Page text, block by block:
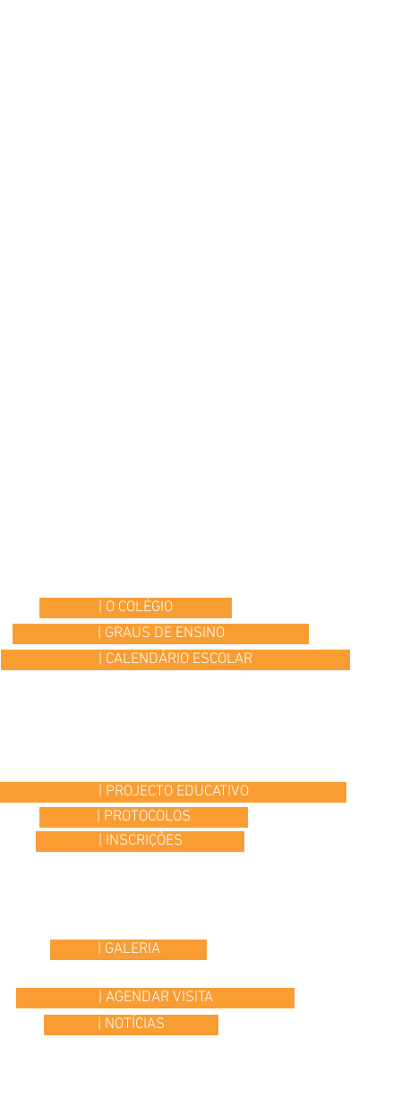
| O COLÉGIO
| GRAUS DE ENSINO
| CALENDÁRIO ESCOLAR
| PROJECTO EDUCATIVO
| PROTOCOLOS
| INSCRIÇÕES
| GALERIA
| AGENDAR VISITA
| NOTÍCIAS